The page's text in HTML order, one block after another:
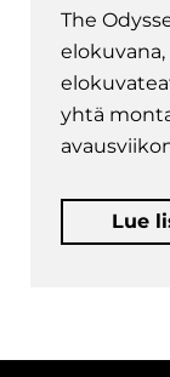
The
yhtä
Lue